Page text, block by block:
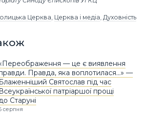
Церква Церква і медіа Духовність
— це є виявлення
Правда, яка воплотилася…» —
Блаженніший Святослав під час
Всеукраїнської патріаршої прощі
до Старуні
серпня